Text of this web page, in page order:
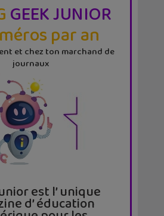
GEEK JUNIOR
par an
et chez ton marchand de
journaux
est l’ unique
d’ éducation